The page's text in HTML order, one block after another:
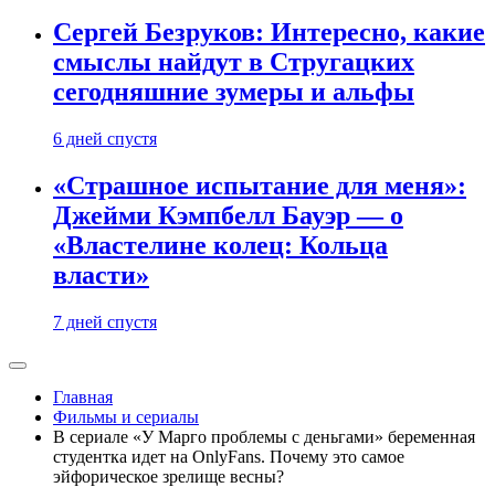
Сергей Безруков: Интересно, какие
смыслы найдут в Стругацких
сегодняшние зумеры и альфы
6 дней спустя
«Страшное испытание для меня»:
Джейми Кэмпбелл Бауэр — о
«Властелине колец: Кольца
власти»
7 дней спустя
Главная
Фильмы и сериалы
В сериале «У Марго проблемы с деньгами» беременная
студентка идет на OnlyFans. Почему это самое
эйфорическое зрелище весны?